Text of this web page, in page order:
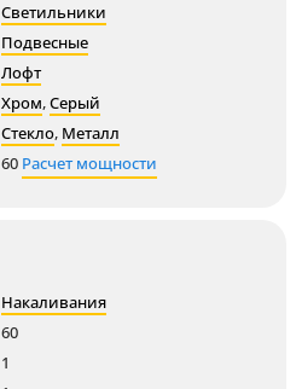
Светильники
Подвесные
Лофт
Хром,Серый
Стекло, Металл
60 Расчет мощности
Накаливания
60
1